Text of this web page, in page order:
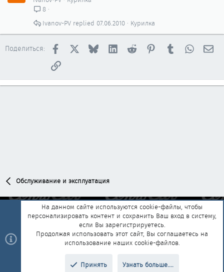
8
Курилка
07.06.2010
Ivanov-PV
Поделиться: Facebook BlueskyLinkedInReddit PinterestTumblr
Ссылка
Обслуживание и эксплуатация
Обратная связь
Условия и правила
Политика конфиденциальности
Помощь Главная
R
add-ons by ThemeHouse Перевод от Jumuro®
На данном сайте используются cookie-файлы, чтобы
персонализировать контент и сохранить Ваш вход в систему,
если Вы зарегистрируетесь.
Продолжая использовать этот сайт, Вы соглашаетесь на
использование наших cookie-файлов.
Принять Узнать больше....